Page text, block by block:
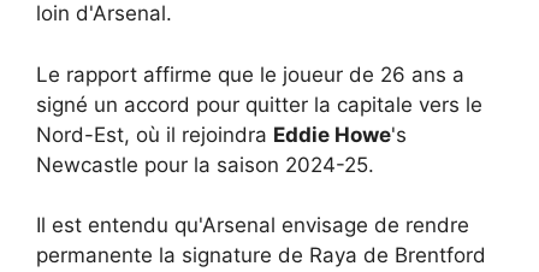
loin d'Arsenal.
Le rapport affirme que le joueur de 26 ans a
signé un accord pour quitter la capitale vers le
Nord-Est, où il rejoindra Eddie Howe's
Newcastle pour la saison 2024-25.
Il est entendu qu'Arsenal envisage de rendre
permanente la signature de Raya de Brentford